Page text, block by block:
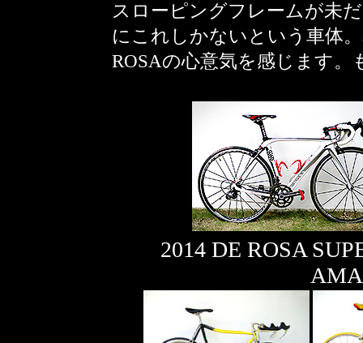
スローピングフレームが未
にこれしかないという車体
ROSAの心意気を感じます。
2014 DE ROSA